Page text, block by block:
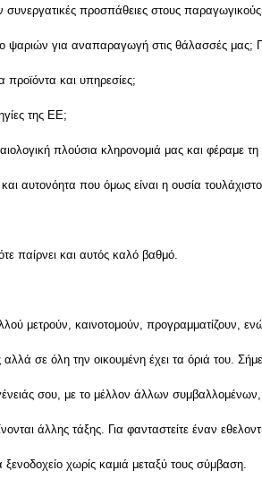
συνεργατικές προσπάθειες στους παραγωγικούς
ψαριών για αναπαραγωγή στις θάλασσές μας;
προϊόντα και υπηρεσίες;
της ΕΕ;
πλούσια κληρονομιά μας και φέραμε
αυτονόητα που όμως είναι η ουσία
παίρνει και αυτός καλό βαθμό.
μετρούν, καινοτομούν, προγραμματίζουν,
αλλά σε όλη την οικουμένη έχει τα όριά του.
σου, με το μέλλον άλλων
άλλης τάξης. Για φανταστείτε έναν
ξενοδοχείο χωρίς καμιά μεταξύ τους σύμβαση.